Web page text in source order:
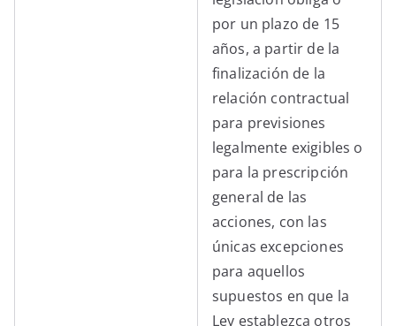
por un plazo de 15
años, a partir de la
finalización de la
relación contractual
para previsiones
legalmente exigibles o
para la prescripción
general de las
acciones, con las
únicas excepciones
para aquellos
supuestos en que la
Ley establezca otros